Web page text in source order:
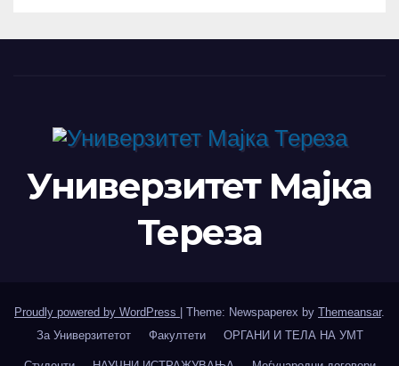
Универзитет Мајка
Тереза
Proudly powered by WordPress Theme: Newspaperex by Themeansar.
За Универзитетот
Факултети ОРГАНИ И ТЕЛА НА УМТ